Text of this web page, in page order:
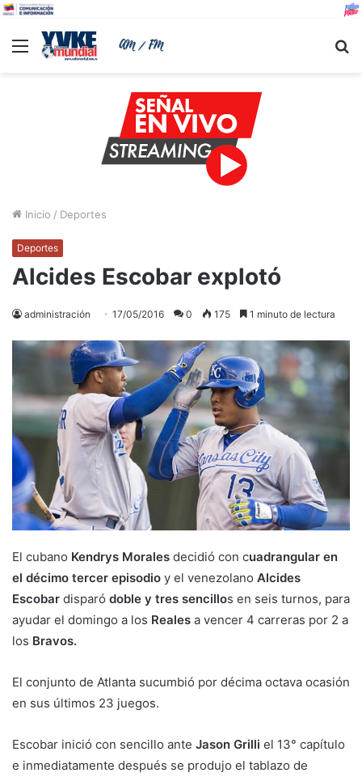
Menu
Inicio / Deportes
Deportes
Alcides Escobar explotó
administración 17/05/2016 0 175 1 minuto de lectura
El cubano Kendrys Morales decidió con cuadrangular en
el décimo tercer episodio y el venezolano Alcides
Escobar disparó doble y tres sencillos en seis turnos, para
ayudar el domingo a los Reales a vencer 4 carreras por 2 a
los Bravos.
El conjunto de Atlanta sucumbió por décima octava ocasión
en sus últimos 23 juegos.
Escobar inició con sencillo ante Jason Grilli el 13° capítulo
e inmediatamente después se produjo el tablazo de